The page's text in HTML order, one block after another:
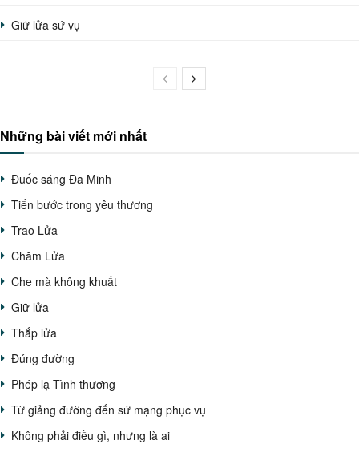
Giữ lửa sứ vụ
Những bài viết mới nhất
Đuốc sáng Đa Minh
Tiến bước trong yêu thương
Trao Lửa
Chăm Lửa
Che mà không khuất
Giữ lửa
Thắp lửa
Đúng đường
Phép lạ Tình thương
Từ giảng đường đến sứ mạng phục vụ
Không phải điều gì, nhưng là ai